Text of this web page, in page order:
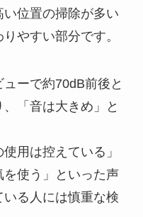
位置の掃除が多い
やすい部分です。
ーで約70dB前後と
「音は大きめ」と
用は控えている」
を使う」といった声
る人には慎重な検